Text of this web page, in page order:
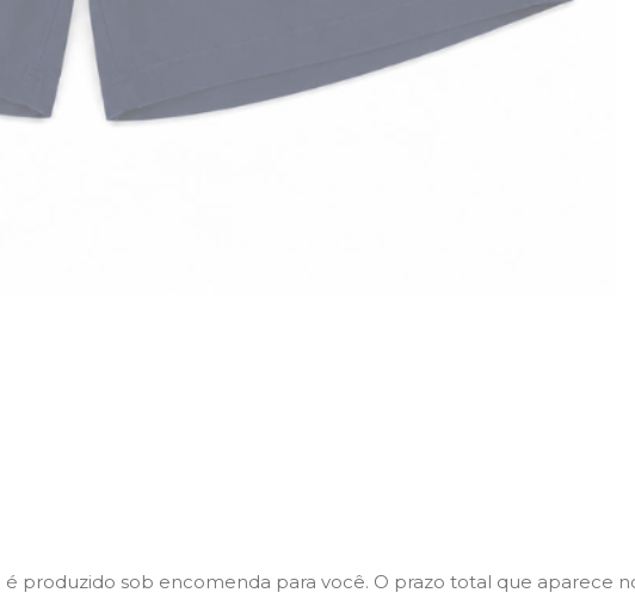
produzido sob encomenda para você. O prazo total que aparece